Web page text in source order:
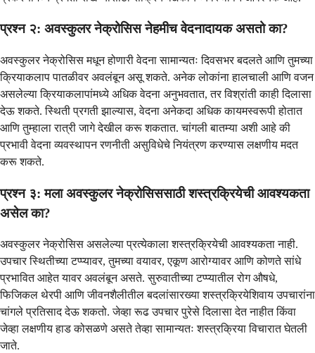
प्रश्न २: अवस्कुलर नेक्रोसिस नेहमीच वेदनादायक असतो का?
अवस्कुलर नेक्रोसिस मधून होणारी वेदना सामान्यतः दिवसभर बदलते आणि तुमच्या
क्रियाकलाप पातळीवर अवलंबून असू शकते. अनेक लोकांना हालचाली आणि वजन
असलेल्या क्रियाकलापांमध्ये अधिक वेदना अनुभवतात, तर विश्रांती काही दिलासा
देऊ शकते. स्थिती प्रगती झाल्यास, वेदना अनेकदा अधिक कायमस्वरूपी होतात
आणि तुम्हाला रात्री जागे देखील करू शकतात. चांगली बातम्या अशी आहे की
प्रभावी वेदना व्यवस्थापन रणनीती असुविधेचे नियंत्रण करण्यास लक्षणीय मदत
करू शकते.
प्रश्न ३: मला अवस्कुलर नेक्रोसिससाठी शस्त्रक्रियेची आवश्यकता
असेल का?
अवस्कुलर नेक्रोसिस असलेल्या प्रत्येकाला शस्त्रक्रियेची आवश्यकता नाही.
उपचार स्थितीच्या टप्प्यावर, तुमच्या वयावर, एकूण आरोग्यावर आणि कोणते सांधे
प्रभावित आहेत यावर अवलंबून असते. सुरुवातीच्या टप्प्यातील रोग औषधे,
फिजिकल थेरपी आणि जीवनशैलीतील बदलांसारख्या शस्त्रक्रियेशिवाय उपचारांना
चांगले प्रतिसाद देऊ शकतो. जेव्हा रूढ उपचार पुरेसे दिलासा देत नाहीत किंवा
जेव्हा लक्षणीय हाड कोसळणे असते तेव्हा सामान्यतः शस्त्रक्रिया विचारात घेतली
जाते.